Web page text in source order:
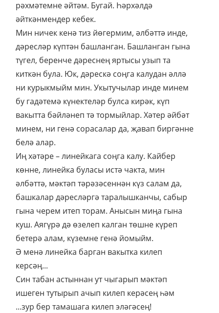
рәхмәтемне әйтәм. Бугай. Һәрхәлдә
әйткәнмендер кебек.
Мин ничек кенә тиз йөгермим, әлбәттә инде,
дәресләр күптән башланган. Башланган гына
түгел, беренче дәреснең яртысы узып та
киткән була. Юк, дәрескә соңга калудан әллә
ни курыкмыйм мин. Укытучылар инде минем
бу гадәтемә күнектеләр булса кирәк, күп
вакытта бәйләнеп тә тормыйлар. Хәтер әйбәт
минем, ни генә сорасалар да, җавап биргәнне
белә алар.
Иң хәтәре – линейкага соңга калу. Кайбер
көнне, линейка буласы истә чакта, мин
әлбәттә, мәктәп тәрәзәсеннән күз салам да,
башкалар дәресләргә таралышканчы, сабыр
гына черем итеп торам. Анысын миңа гына
куш. Аягүрә дә өзелеп калган төшне күреп
бетерә алам, күземне генә йомыйм.
Ә менә линейка барган вакытка килеп
керсәң...
Син табан астыннан ут чыгарып мәктәп
ишеген тутырып ачып килеп керәсең һәм
...зур бер тамашага килеп эләгәсең!